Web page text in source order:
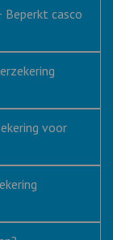
Beperkt casco
voor